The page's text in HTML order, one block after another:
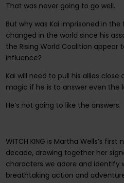
That was never going to go well.
But why was Kai imprisoned in
changed in the world since his
the Rising World Coalition appear
influence?
Kai will need to pull his allies close
magic if he is to answer even the
He’s not going to like the answers.
WITCH KING is Martha Wells’s
decade, drawing together her
characters we adore and identify
breathtaking action and